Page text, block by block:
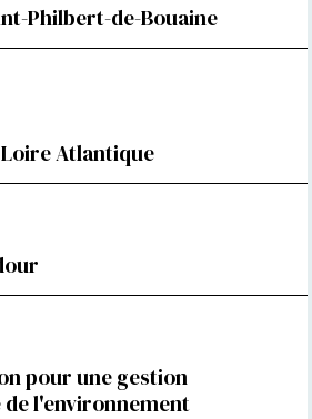
Philbert-de-Bouaine
Atlantique
pour une gestion
l'environnement